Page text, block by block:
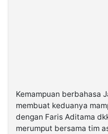
Kemampuan berbahasa
membuat keduanya
dengan Faris Aditama
merumput bersama tim